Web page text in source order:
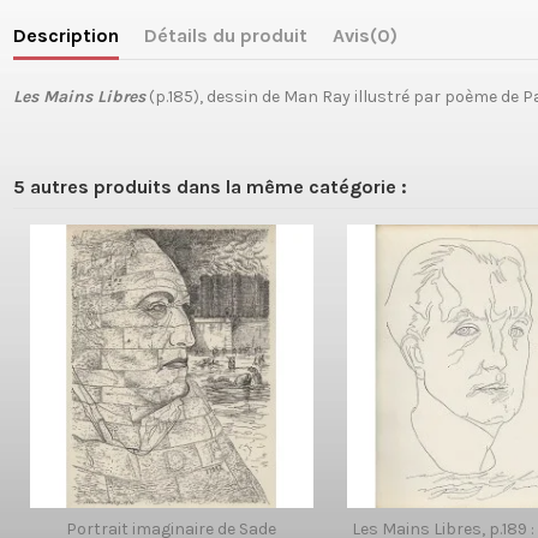
Description Détails du produit Avis(0)
Les Mains Libres(p.185), dessin de Man Ray illustré par poème de
5 autres produits dans la même catégorie :
Portrait imaginaire de Sade Les Mains Libres, p.189